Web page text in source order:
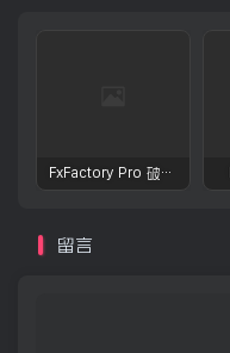
FxFactory Pro 破解版 视觉效果插件工具包
留言